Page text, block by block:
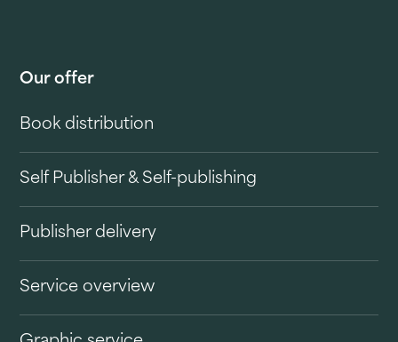
Our offer
Book distribution
Self Publisher & Self-publishing
Publisher delivery
Service overview